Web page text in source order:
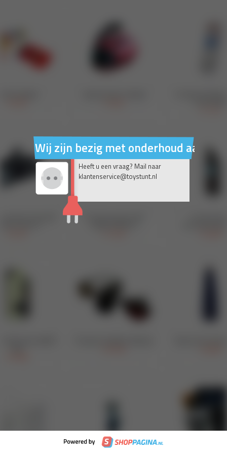
Wij zijn bezig met onderhoud aan
Heeft u een vraag? Mail naar
klantenservice@toystunt.nl